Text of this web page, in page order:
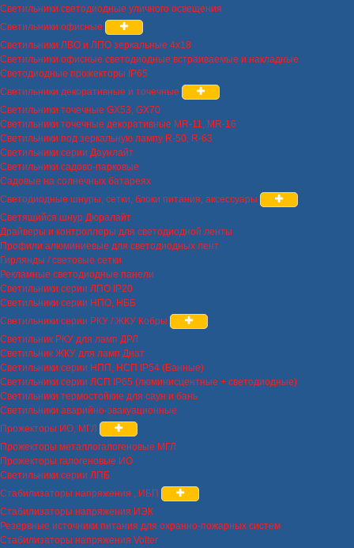
Светильники светодиодные уличного освещения
Светильники офисные
Светильники ЛВО и ЛПО зеркальные 4х18
Светильники офисные светодиодные встраиваемые и накладные
Светодиодные прожекторы IP65
Светильники декоративные и точечные
Светильники точечные GX53, GX70
Светильники точечные декоративные MR-11, MR-16
Светильники под зеркальную лампу R-50, R-63
Светильники серии Даунлайт
Светильники садово-парковые
Садовые на солнечных батареях
Светодиодные шнуры, сетки, блоки питания, аксессуары
Светящийся шнур Дюралайт
Драйверы и контроллеры для светодиодной ленты
Профили алюминиевые для светодиодных лент
Гирлянды / световые сетки
Рекламные светодиодные панели
Светильники серии ЛПО IP20
Светильники серии НПО, НББ
Светильники серии РКУ / ЖКУ Кобры
Светильник РКУ для ламп ДРЛ
Светильник ЖКУ для ламп Днат
Светильники серии НПП, НСП IP54 (Банные)
Светильники серии ЛСП IP65 (люминисцентные + светодиодные)
Светильники термостойкие для саун и бань
Светильники аварийно-эвакуационные
Прожекторы ИО, МГЛ
Прожекторы металлогалогеновые МГЛ
Прожекторы галогеновые ИО
Светильники серии ЛПБ
Стабилизаторы напряжения , ИБП
Стабилизаторы напряжения ИЭК
Резервные источники питания для охранно-пожарных систем
Стабилизаторы напряжения Volter